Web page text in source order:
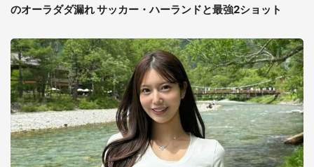
のオーラダダ漏れ サッカー・ハーランドと最強2ショット